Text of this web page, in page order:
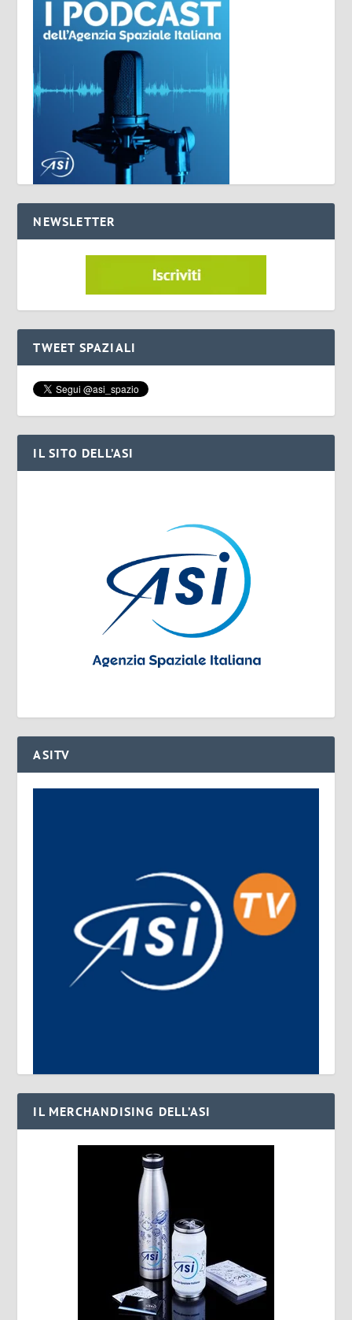
NEWSLETTER
TWEET SPAZIALI
IL SITO DELL’ASI
ASITV
IL MERCHANDISING DELL’ASI